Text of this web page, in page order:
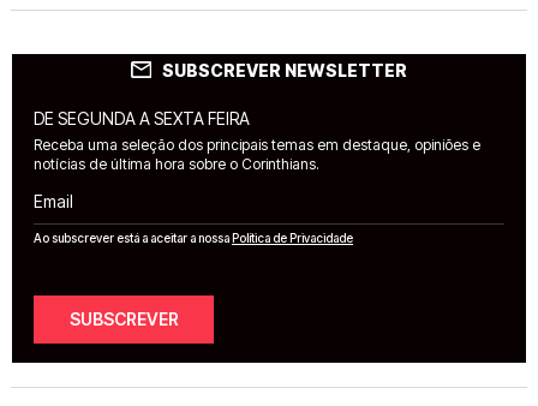
SUBSCREVER NEWSLETTER
DE SEGUNDA A SEXTA FEIRA
Receba uma seleção dos principais temas em destaque, opiniões e
notícias de última hora sobre o Corinthians.
Email
Ao subscrever está a aceitar a nossaPolítica de Privacidade
SUBSCREVER